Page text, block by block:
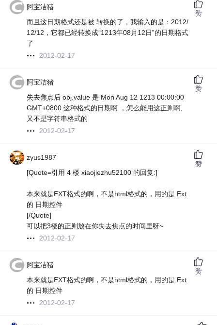
阿宝洁猪
而且这日期格式还是被 转换的了，我输入的是：2012/
12/12，它都已经转换成“1213年08月12日”的日期格式
了
2012-02-17
赞
阿宝洁猪
失去焦点后 obj.value 是 Mon Aug 12 1213 00:00:00
GMT+0800 这种格式的日期啊 ，怎么能用这正则啊,
又不是字符串格式的
2012-02-17
赞
zyus1987
[Quote=引用 4 楼 xiaojiezhu52100 的回复:]
本来就是EXT格式的啊，不是html格式的，用的是 Ext
的 日期控件
[/Quote]
可以把3楼的正则放在你失去焦点的时间里呀~
2012-02-17
赞
阿宝洁猪
本来就是EXT格式的啊，不是html格式的，用的是 Ext
的 日期控件
2012-02-17
赞